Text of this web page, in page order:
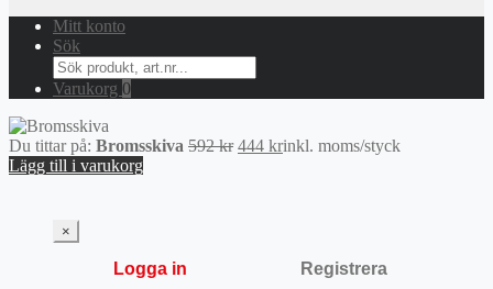
Mitt konto
Sök
Search
for:
Varukorg 0
Du tittar på: Bromsskiva 592kr Det
444 krDet
inkl. moms/styck
Lägg till i varukorg
×
Logga in Registrera